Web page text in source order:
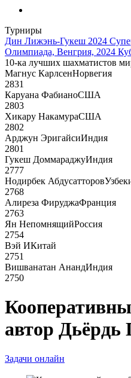
Турниры
Дин Лижэнь-Гукеш 2024
Олимпиада, Венгрия, 2024
10-ка лучших шахматистов
Магнус КарлсенНорвегия
2831
Каруана ФабианоСША
2803
Хикару НакамураСША
2802
Арджун ЭригайсиИндия
2801
Гукеш ДоммараджуИндия
2777
Нодирбек Абдусатторов
2768
Алиреза ФируджаФранция
2763
Ян НепомнящийРоссия
2754
Вэй ИКитай
2751
Вишванатан АнандИндия
2750
автор
Задачи онлайн